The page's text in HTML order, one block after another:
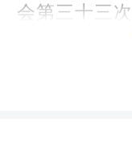
会第三十三
任命的市人
报告履职情